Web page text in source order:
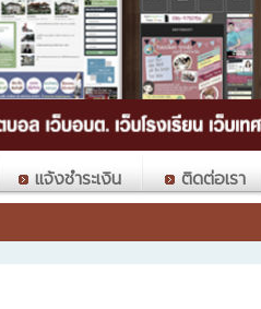
แจ้งชำระเงิน ติดต่อเรา